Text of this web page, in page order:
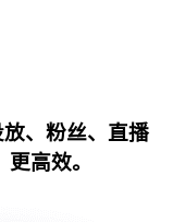
、粉丝、直播
高效。